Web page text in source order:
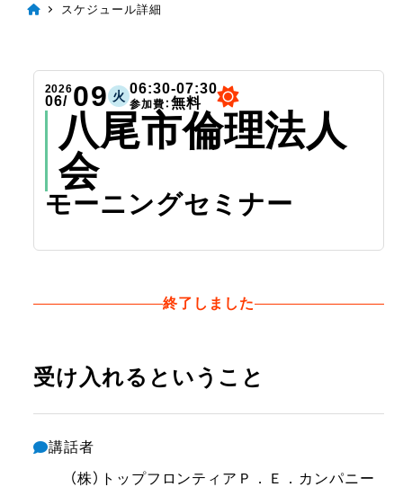
スケジュール詳細
2026
06/ 09 火 06:30-07:30
参加費：無料
八尾市倫理法人
会
モーニングセミナー
終了しました
受け入れるということ
講話者
（株）トップフロンティアＰ．Ｅ．カンパニー